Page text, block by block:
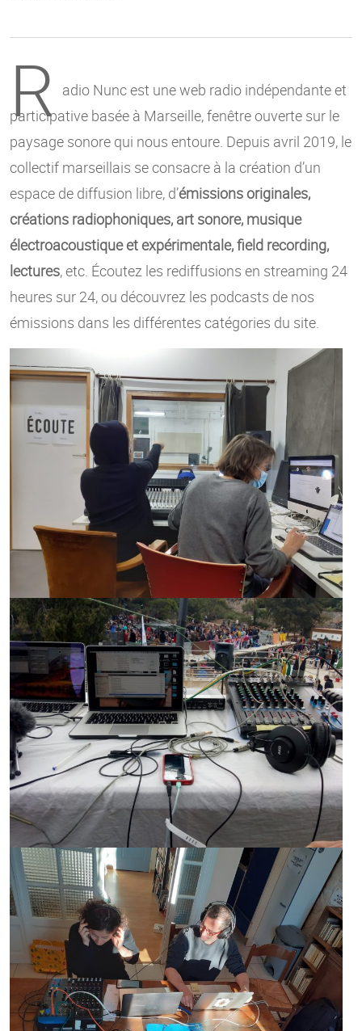
R adio Nunc est une web radio indépendante et
participative basée à Marseille, fenêtre ouverte sur le
paysage sonore qui nous entoure. Depuis avril 2019, le
collectif marseillais se consacre à la création d’un
espace de diffusion libre, d’émissions originales,
créations radiophoniques, art sonore, musique
électroacoustique et expérimentale, field recording,
lectures, etc. Écoutez les rediffusions en streaming 24
heures sur 24, ou découvrez les podcasts de nos
émissions dans les différentes catégories du site.